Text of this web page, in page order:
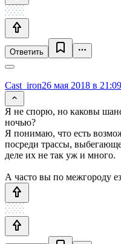
Ответить
Cast_iron26 мая 2018 в 21:09
Я не спорю, но каковы
ночью?
Я понимаю, что есть
посреди трассы,
деле их не так уж и много.
А часто вы по межгороду